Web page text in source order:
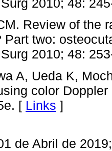
2010; 48:
Review of the
Part two:
2010; 48:
A, Ueda K,
color
[ Links ]
de Abril de